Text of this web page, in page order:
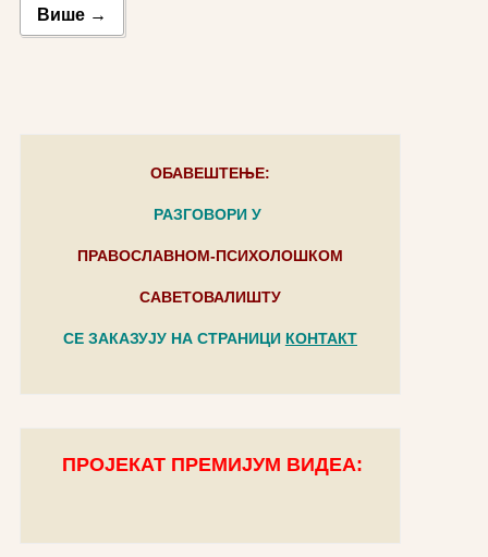
Више →
ОБАВЕШТЕЊЕ:
РАЗГОВОРИ У
ПРАВОСЛАВНОМ-ПСИХОЛОШКОМ
САВЕТОВАЛИШТУ
СЕ ЗАКАЗУЈУ НА СТРАНИЦИ КОНТАКТ
ПРОЈЕКАТ ПРЕМИЈУМ ВИДЕА: